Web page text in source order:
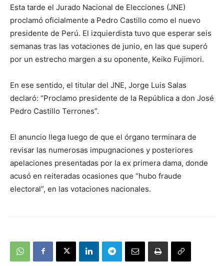
Esta tarde el Jurado Nacional de Elecciones (JNE)
proclamó oficialmente a Pedro Castillo como el nuevo
presidente de Perú. El izquierdista tuvo que esperar seis
semanas tras las votaciones de junio, en las que superó
por un estrecho margen a su oponente, Keiko Fujimori.
En ese sentido, el titular del JNE, Jorge Luis Salas
declaró: “Proclamo presidente de la República a don José
Pedro Castillo Terrones”.
El anuncio llega luego de que el órgano terminara de
revisar las numerosas impugnaciones y posteriores
apelaciones presentadas por la ex primera dama, donde
acusó en reiteradas ocasiones que “hubo fraude
electoral”, en las votaciones nacionales.